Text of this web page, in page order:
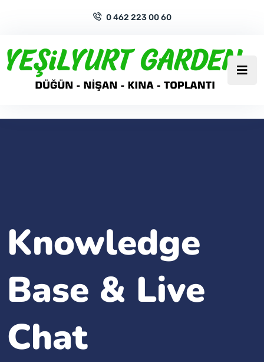
0 462 223 00 60
Knowledge
Base & Live
Chat